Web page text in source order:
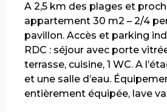
A 2,5 km des plages et
appartement 30 m2 – 2/4
pavillon. Accès et parking
RDC : séjour avec porte
terrasse, cuisine, 1 WC. A
et une salle d’eau.
entièrement équipée, lave